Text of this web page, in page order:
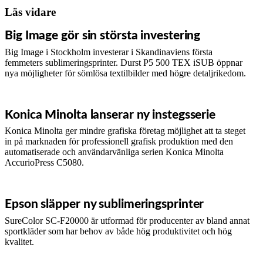
Läs vidare
Big Image gör sin största investering
Big Image i Stockholm investerar i Skandinaviens första
femmeters sublimeringsprinter. Durst P5 500 TEX iSUB öppnar
nya möjligheter för sömlösa textilbilder med högre detaljrikedom.
Konica Minolta lanserar ny instegsserie
Konica Minolta ger mindre grafiska företag möjlighet att ta steget
in på marknaden för professionell grafisk produktion med den
automatiserade och användarvänliga serien Konica Minolta
AccurioPress C5080.
Epson släpper ny sublimeringsprinter
SureColor SC-F20000 är utformad för producenter av bland annat
sportkläder som har behov av både hög produktivitet och hög
kvalitet.